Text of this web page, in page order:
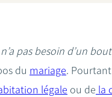
n’a pas besoin d’un
du mariage.
légale ou de la